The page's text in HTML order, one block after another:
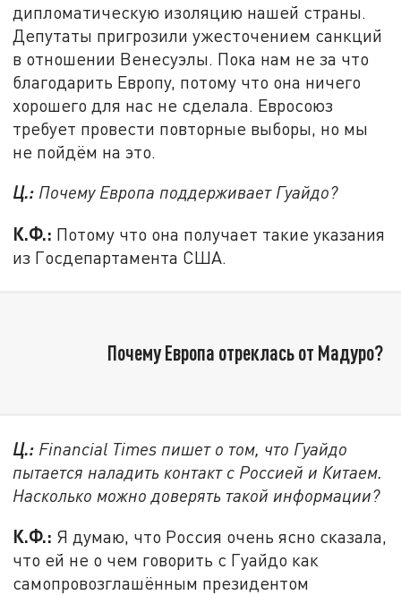
дипломатическую изоляцию нашей страны.
Депутаты пригрозили ужесточением санкций
в отношении Венесуэлы. Пока нам не за что
благодарить Европу, потому что она ничего
хорошего для нас не сделала. Евросоюз
требует провести повторные выборы, но мы
не пойдём на это.
Ц.: Почему Европа поддерживает Гуайдо?
К.Ф.: Потому что она получает такие указания
из Госдепартамента США.
Почему Европа отреклась от Мадуро?
Ц.: Financial Times пишет о том, что Гуайдо
пытается наладить контакт с Россией и Китаем.
Насколько можно доверять такой информации?
К.Ф.: Я думаю, что Россия очень ясно сказала,
что ей не о чем говорить с Гуайдо как
самопровозглашённым президентом